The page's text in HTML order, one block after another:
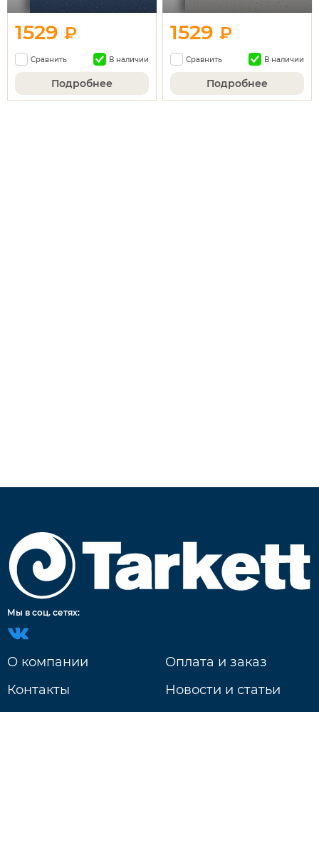
1529 ₽
Сравнить В наличии
Подробнее
1529₽
Сравнить В наличии
Подробнее
Мы в соц. сетях:
О компании
Контакты
Оплата и заказ
Новости и статьи